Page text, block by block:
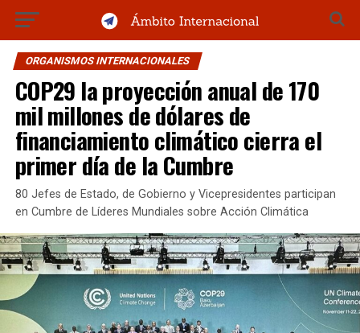
ORGANISMOS INTERNACIONALES
COP29 la proyección anual de 170
mil millones de dólares de
financiamiento climático cierra el
primer día de la Cumbre
80 Jefes de Estado, de Gobierno y Vicepresidentes participan
en Cumbre de Líderes Mundiales sobre Acción Climática